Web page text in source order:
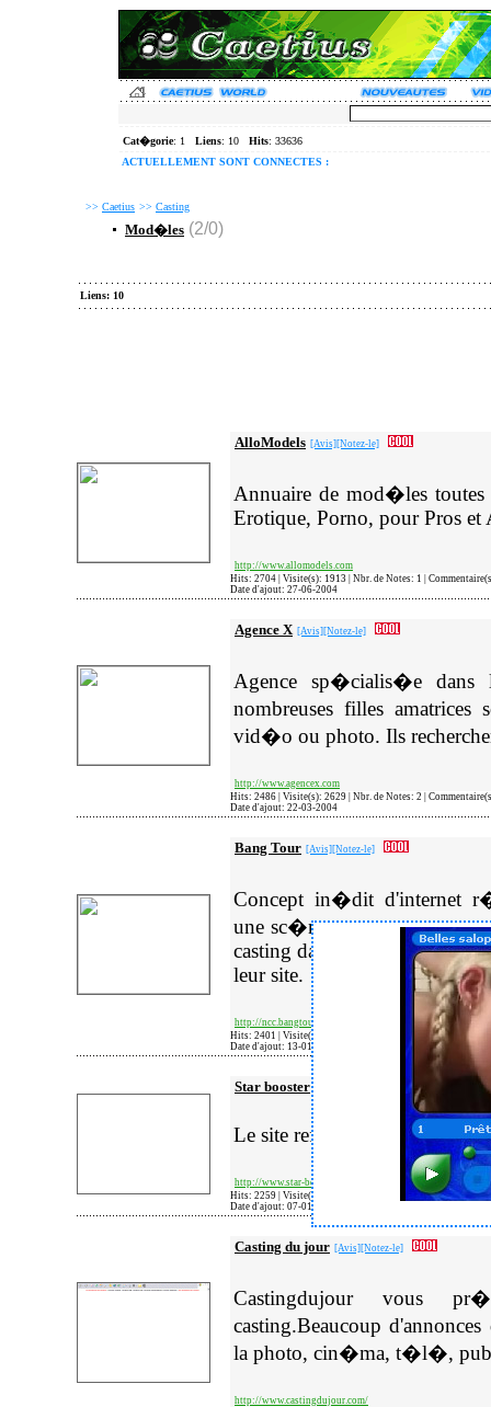
Cat�gorie: 1 Liens: 10 Hits: 33636
ACTUELLEMENT SONT CONNECTES :
>> Caetius >> Casting
Mod�les (2/0)
Liens: 10
AlloModels [Avis] [Notez-le]
Annuaire de mod�les
Erotique, Porno, pour Pros et
http://www.allomodels.com
Hits: 2704 | Visite(s): 1913 | Nbr. de Notes: 1 |
Date d'ajout: 27-06-2004
Agence X [Avis] [Notez-le]
Agence sp�cialis�e
nombreuses filles
vid�o ou photo. Ils
http://www.agencex.com
Hits: 2486 | Visite(s): 2629 | Nbr. de Notes: 2 |
Date d'ajout: 22-03-2004
Bang Tour [Avis] [Notez-le]
Concept in�dit d'internet
une sc�ne porno avec une
casting dans toutes les villes
leur site.
http://ncc.bangtour.com/
Hits: 2401 | Visite(s): 2380 | Nbr. de Notes: 1 |
Date d'ajout: 13-01-2004
Star booster
Le site reference du casting en
http://www.star-booster.com
Hits: 2259 | Visite(s): 1342 | Nbr. de Notes: 10 |
Date d'ajout: 07-01-2004
Casting du jour [Avis] [Notez-le]
Castingdujour vous
casting.Beaucoup
la photo, cin�ma, t�l�,
http://www.castingdujour.com/